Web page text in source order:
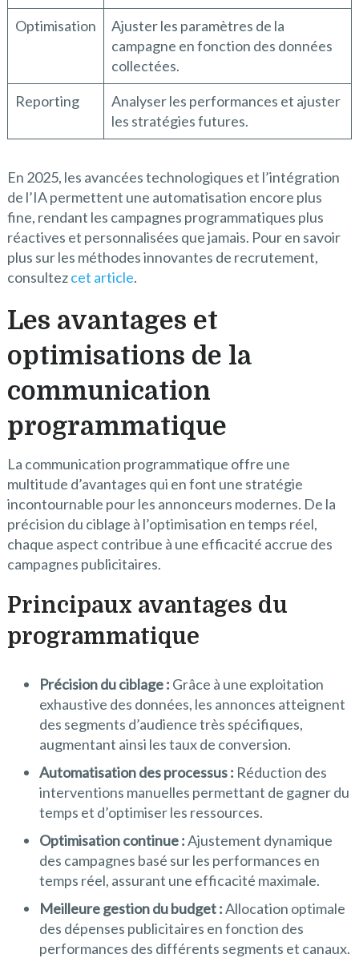
Optimisation
Ajuster les paramètres de la
campagne en fonction des données
collectées.
Reporting
Analyser les performances et ajuster
les stratégies futures.
En 2025, les avancées technologiques et l’intégration
de l’IA permettent une automatisation encore plus
fine, rendant les campagnes programmatiques plus
réactives et personnalisées que jamais. Pour en savoir
plus sur les méthodes innovantes de recrutement,
consultezcet article.
Les avantages et
optimisations de la
communication
programmatique
La communication programmatique offre une
multitude d’avantages qui en font une stratégie
incontournable pour les annonceurs modernes. De la
précision du ciblage à l’optimisation en temps réel,
chaque aspect contribue à une efficacité accrue des
campagnes publicitaires.
Principaux avantages du
programmatique
Précision du ciblage : Grâce à une exploitation
exhaustive des données, les annonces atteignent
des segments d’audience très spécifiques,
augmentant ainsi les taux de conversion.
Automatisation des processus : Réduction des
interventions manuelles permettant de gagner du
temps et d’optimiser les ressources.
Optimisation continue :Ajustement dynamique
des campagnes basé sur les performances en
temps réel, assurant une efficacité maximale.
Meilleure gestion du budget :Allocation optimale
des dépenses publicitaires en fonction des
performances des différents segments et canaux.